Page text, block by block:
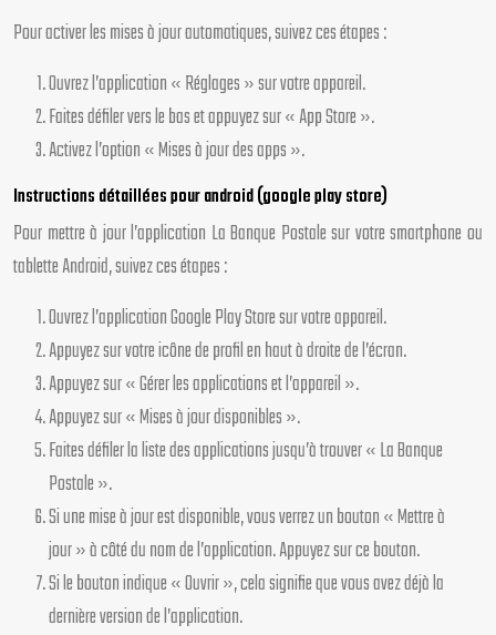
Pour activer les mises à jour automatiques, suivez ces étapes :
Ouvrez l’application « Réglages » sur votre appareil.
Faites défiler vers le bas et appuyez sur « App Store ».
Activez l’option « Mises à jour des apps ».
Instructions détaillées pour android (google play store)
Pour mettre à jour l’application La Banque Postale sur votre smartphone ou
tablette Android, suivez ces étapes :
Ouvrez l’application Google Play Store sur votre appareil.
Appuyez sur votre icône de profil en haut à droite de l’écran.
Appuyez sur « Gérer les applications et l’appareil ».
Appuyez sur « Mises à jour disponibles ».
Faites défiler la liste des applications jusqu’à trouver « La Banque
Postale ».
Si une mise à jour est disponible, vous verrez un bouton « Mettre à
jour » à côté du nom de l’application. Appuyez sur ce bouton.
Si le bouton indique « Ouvrir », cela signifie que vous avez déjà la
dernière version de l’application.